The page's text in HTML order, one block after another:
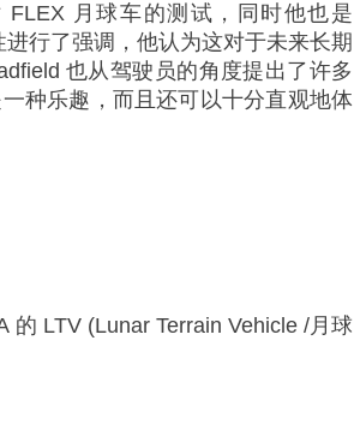
月球车的测试，同时他也是
行了强调，他认为这对于未来长期
也从驾驶员的角度提出了许多
种乐趣，而且还可以十分直观地体
LTV (Lunar Terrain Vehicle /月球